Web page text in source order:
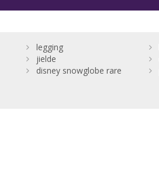
legging
jielde
disney snowglobe rare